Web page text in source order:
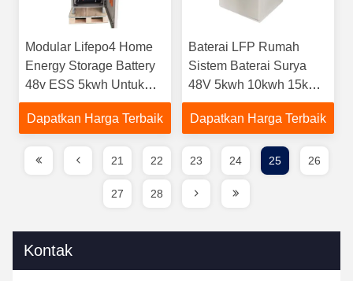
Modular Lifepo4 Home
Energy Storage Battery
48v ESS 5kwh Untuk
Solar Residential
Dapatkan Harga Terbaik
Baterai LFP Rumah
Sistem Baterai Surya
48V 5kwh 10kwh 15kwh
20kwh
Dapatkan Harga Terbaik
21 22 23 24 25 26
27 28
Kontak